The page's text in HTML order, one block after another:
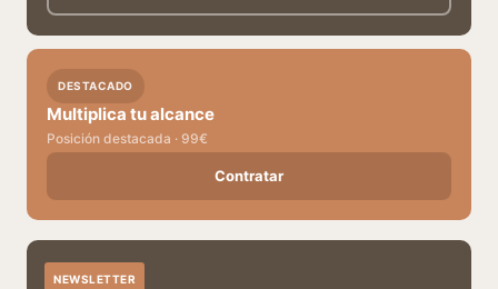
DESTACADO
Multiplica tu alcance
Posición destacada · 99€
Contratar
NEWSLETTER